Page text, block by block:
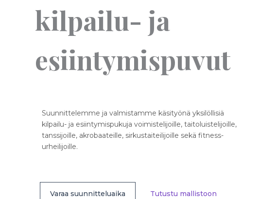
kilpailu- ja
esiintymispuvut
Suunnittelemme ja valmistamme käsityönä yksilöllisiä
kilpailu- ja esiintymispukuja voimistelijoille, taitoluistelijoille,
tanssijoille, akrobaateille, sirkustaiteilijoille sekä fitness-
urheilijoille.
Varaa suunnitteluaika Tutustu mallistoon